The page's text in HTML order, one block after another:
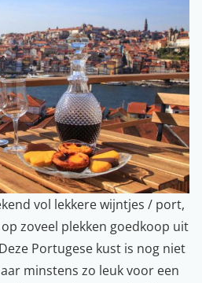
vol lekkere wijntjes / port,
zoveel plekken goedkoop uit
Portugese kust is nog niet
minstens zo leuk voor een